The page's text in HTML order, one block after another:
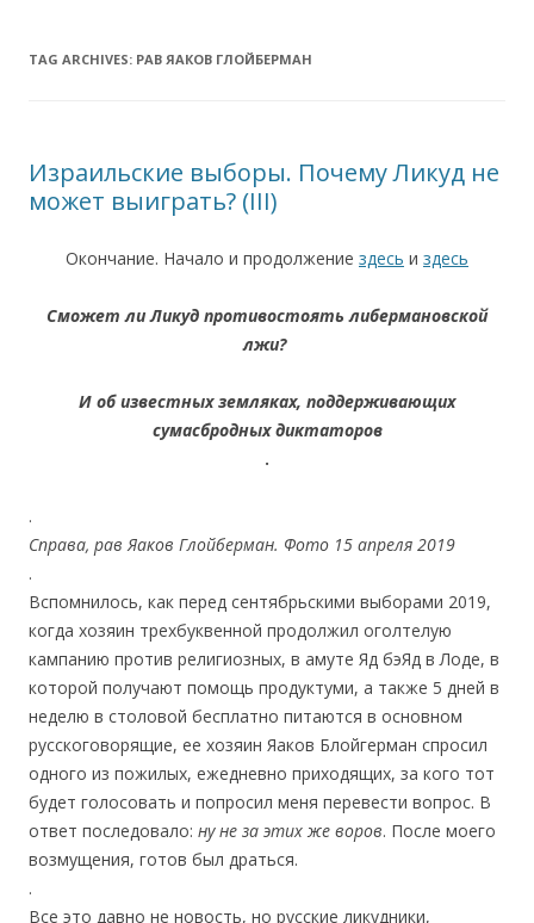
TAG ARCHIVES: РАВ ЯАКОВ ГЛОЙБЕРМАН
Израильские выборы. Почему Ликуд не
может выиграть? (III)
Окончание. Начало и продолжение здесь и здесь
Сможет ли Ликуд противостоять либермановской
лжи?
И об известных земляках, поддерживающих
сумасбродных диктаторов
.
.
Справа, рав Яаков Глойберман. Фото 15 апреля 2019
.
Вспомнилось, как перед сентябрьскими выборами 2019,
когда хозяин трехбуквенной продолжил оголтелую
кампанию против религиозных, в амуте Яд бэЯд в Лоде, в
которой получают помощь продуктуми, а также 5 дней в
неделю в столовой бесплатно питаются в основном
русскоговорящие, ее хозяин Яаков Блойгерман спросил
одного из пожилых, ежедневно приходящих, за кого тот
будет голосовать и попросил меня перевести вопрос. В
ответ последовало: ну не за этих же воров. После моего
возмущения, готов был драться.
.
Все это давно не новость, но русские ликудники,